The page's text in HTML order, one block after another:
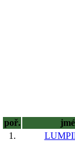
poř.
1.